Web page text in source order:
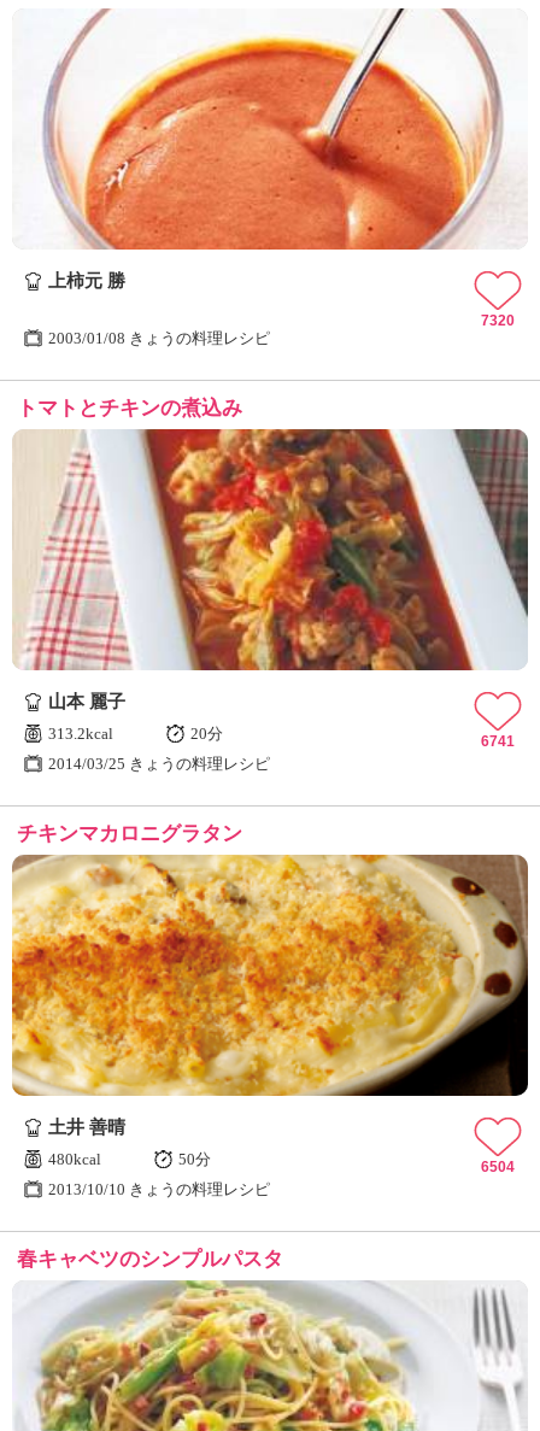
上柿元 勝
2003/01/08 きょうの料理レシピ
7320
トマトとチキンの煮込み
山本 麗子
313.2kcal
20分
2014/03/25 きょうの料理レシピ
6741
チキンマカロニグラタン
土井 善晴
480kcal
50分
2013/10/10 きょうの料理レシピ
6504
春キャベツのシンプルパスタ